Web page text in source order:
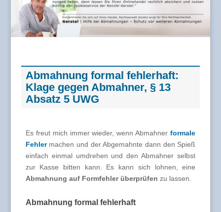
Abmahnung formal fehlerhaft:
Klage gegen Abmahner, § 13
Absatz 5 UWG
Es freut mich immer wieder, wenn Abmahnerformale
Fehlermachen und der Abgemahnte dann den Spieß
einfach einmal umdrehen und den Abmahner selbst
zur Kasse bitten kann. Es kann sich lohnen, eine
Abmahnung auf Formfehler überprüfen zu lassen.
Abmahnung formal fehlerhaft